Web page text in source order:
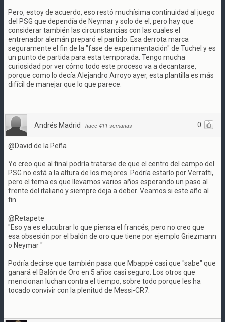
Pero, estoy de acuerdo, eso restó muchísima continuidad al juego
del PSG que dependía de Neymar y solo de el, pero hay que
considerar también las circunstancias con las cuales el
entrenador alemán preparó el partido. Esa derrota marca
seguramente el fin de la "fase de experimentación" de Tuchel y es
un punto de partida para esta temporada. Tengo mucha
curiosidad por ver cómo todo este proceso va a decantarse,
porque como lo decía Alejandro Arroyo ayer, esta plantilla es más
difícil de manejar que lo que parece.
0
Andrés Madrid · hace 411 semanas
@David de la Peña
Yo creo que al final podría tratarse de que el centro del campo del
PSG no está a la altura de los mejores. Podría estarlo por Verratti,
pero el tema es que llevamos varios años esperando un paso al
frente del italiano y siempre deja a deber. Veamos si este año al
fin.
@Retapete
"Eso ya es elucubrar lo que piensa el francés, pero no creo que
esa obsesión por el balón de oro que tiene por ejemplo Griezmann
o Neymar "
Podría decirse que también pasa que Mbappé casi que "sabe" que
ganará el Balón de Oro en 5 años casi seguro. Los otros que
mencionan luchan contra el tiempo, sobre todo porque les ha
tocado convivir con la plenitud de Messi-CR7.